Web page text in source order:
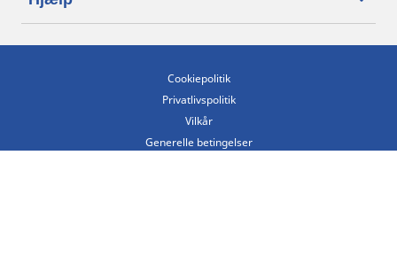
Cookiepolitik
Privatlivspolitik
Vilkår
Generelle betingelser